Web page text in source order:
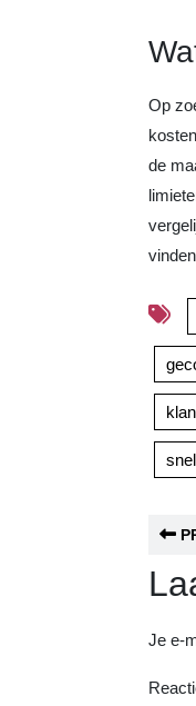
Op
de
Je e-